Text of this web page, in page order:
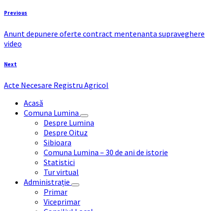
Previous
Anunt depunere oferte contract mentenanta supraveghere
video
Next
Acte Necesare Registru Agricol
Acasă
Comuna Lumina
Despre Lumina
Despre Oituz
Sibioara
Comuna Lumina – 30 de ani de istorie
Statistici
Tur virtual
Administrație
Primar
Viceprimar